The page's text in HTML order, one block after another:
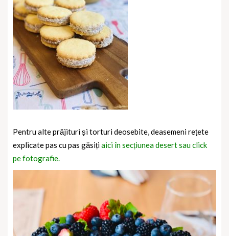
Pentru alte prăjituri și torturi deosebite, deasemeni rețete
explicate pas cu pas găsițiaici în secțiunea desert sau click
pe fotografie.